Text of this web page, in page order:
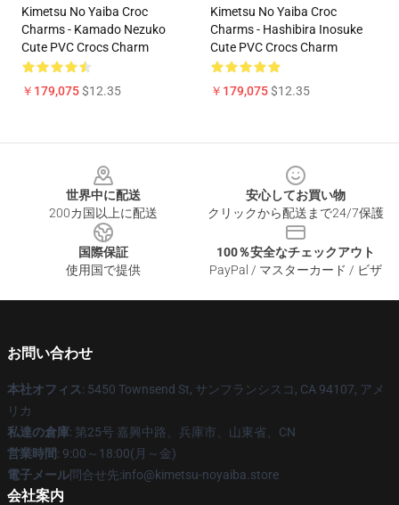
Kimetsu No Yaiba Croc
Charms - Kamado Nezuko
Cute PVC Crocs Charm
￥179,075$12.35
Kimetsu No Yaiba Croc
Charms - Hashibira Inosuke
Cute PVC Crocs Charm
￥179,075$12.35
世界中に配送
200カ国以上に配送
安心してお買い物
クリックから配送まで24/7保護
国際保証
使用国で提供
100％安全なチェックアウト
PayPal / マスターカード / ビザ
お問い合わせ
本社オフィス: 5450 Townsend St, サンフランシスコ, CA 94107, アメ
リカ
私達の倉庫: 第25号 嘉興中路、兵庫市、山東省、CN
営業時間: 9:00～18:00(月～金)
電子メール問合せ先:info@kimetsu-noyaiba.store
会社案内